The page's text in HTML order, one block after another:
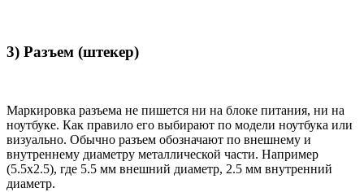
3) Разъем (штекер)
Маркировка разъема не пишется ни на блоке питания, ни на
ноутбуке. Как правило его выбирают по модели ноутбука или
визуально. Обычно разъем обозначают по внешнему и
внутреннему диаметру металлической части. Например
(5.5x2.5), где 5.5 мм внешний диаметр, 2.5 мм внутренний
диаметр.